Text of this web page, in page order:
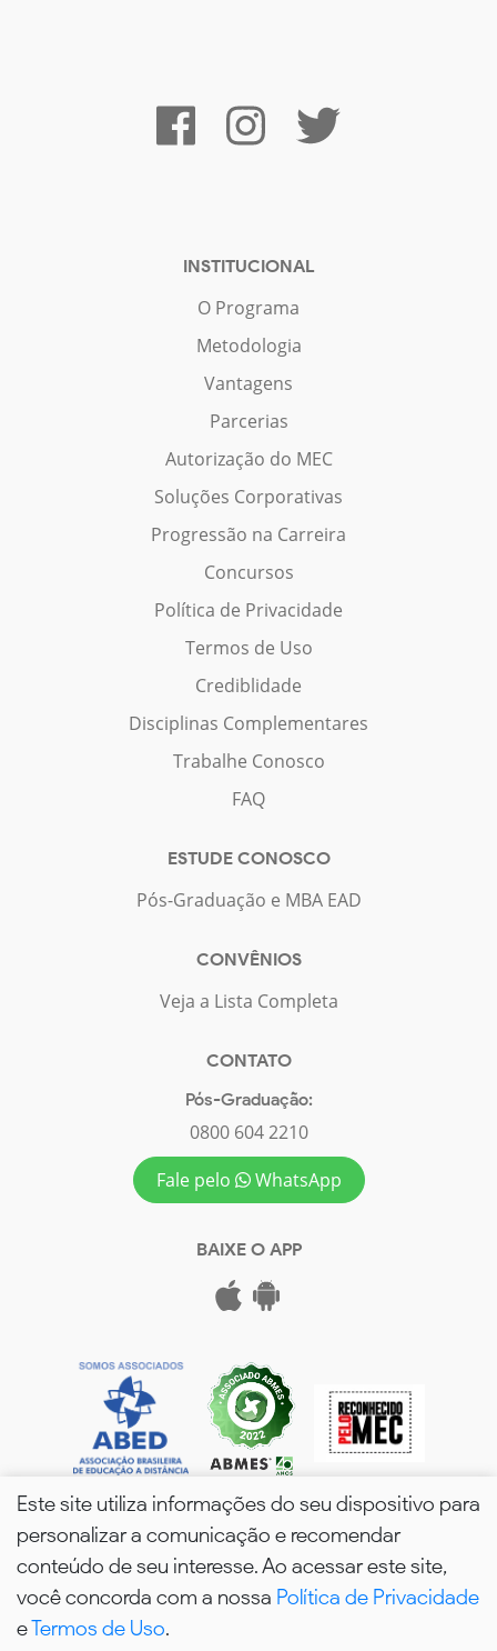
INSTITUCIONAL
O Programa
Metodologia
Vantagens
Parcerias
Autorização do MEC
Soluções Corporativas
Progressão na Carreira
Concursos
Política de Privacidade
Termos de Uso
Crediblidade
Disciplinas Complementares
Trabalhe Conosco
FAQ
ESTUDE CONOSCO
Pós-Graduação e MBA EAD
CONVÊNIOS
Veja a Lista Completa
CONTATO
Pós-Graduação:
0800 604 2210
Fale pelo
WhatsApp
BAIXE O APP
wPós - 2026. Todos os Direitos Reservados.
Este site utiliza informações do seu dispositivo para
personalizar a comunicação e recomendar
conteúdo de seu interesse. Ao acessar este site,
você concorda com a nossa Política de Privacidade
eTermos de Uso.